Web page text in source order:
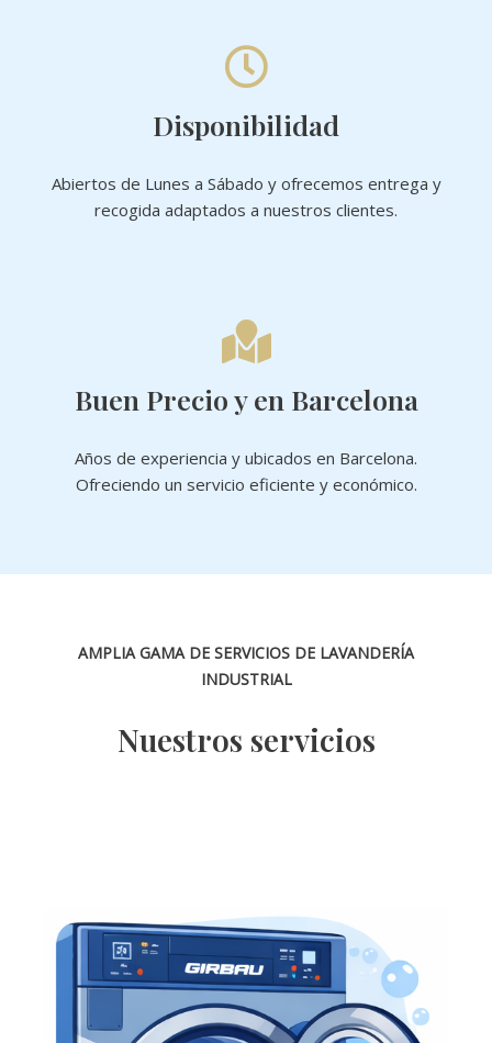
Disponibilidad
Abiertos de Lunes a Sábado y ofrecemos entrega y
recogida adaptados a nuestros clientes.
Buen Precio y en Barcelona
Años de experiencia y ubicados en Barcelona.
Ofreciendo un servicio eficiente y económico.
AMPLIA GAMA DE SERVICIOS DE LAVANDERÍA
INDUSTRIAL
Nuestros servicios